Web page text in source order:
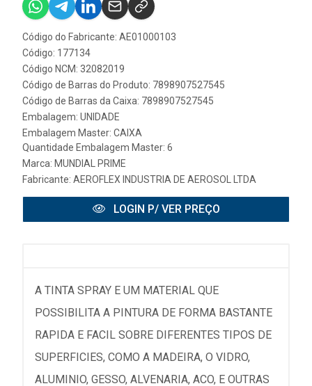
Código do Fabricante: AE01000103
Código: 177134
Código NCM: 32082019
Código de Barras do Produto: 7898907527545
Código de Barras da Caixa: 7898907527545
Embalagem: UNIDADE
Embalagem Master: CAIXA
Quantidade Embalagem Master: 6
Marca: MUNDIAL PRIME
Fabricante: AEROFLEX INDUSTRIA DE AEROSOL LTDA
LOGIN P/ VER PREÇO
A TINTA SPRAY E UM MATERIAL QUE
POSSIBILITA A PINTURA DE FORMA BASTANTE
RAPIDA E FACIL SOBRE DIFERENTES TIPOS DE
SUPERFICIES, COMO A MADEIRA, O VIDRO,
ALUMINIO, GESSO, ALVENARIA, ACO, E OUTRAS